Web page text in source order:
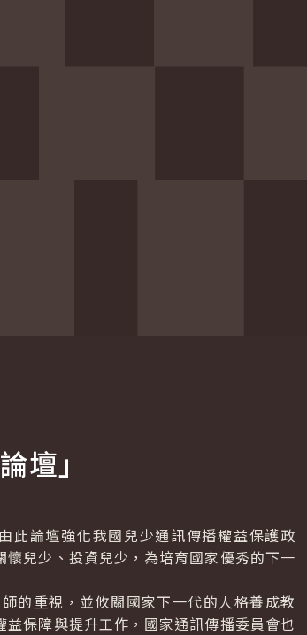
壇」
論壇強化我國兒少通訊傳播權益保護政
兒少、投資兒少，為培育國家優秀的下一
重視，並攸關國家下一代的人格養成教
保障與提升工作，國家通訊傳播委員會也